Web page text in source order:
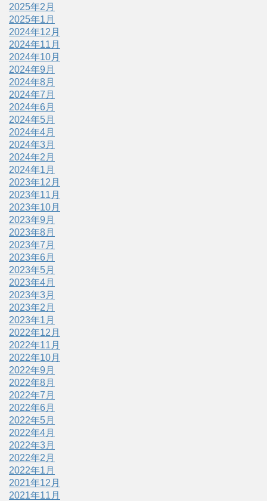
2025年2月
2025年1月
2024年12月
2024年11月
2024年10月
2024年9月
2024年8月
2024年7月
2024年6月
2024年5月
2024年4月
2024年3月
2024年2月
2024年1月
2023年12月
2023年11月
2023年10月
2023年9月
2023年8月
2023年7月
2023年6月
2023年5月
2023年4月
2023年3月
2023年2月
2023年1月
2022年12月
2022年11月
2022年10月
2022年9月
2022年8月
2022年7月
2022年6月
2022年5月
2022年4月
2022年3月
2022年2月
2022年1月
2021年12月
2021年11月